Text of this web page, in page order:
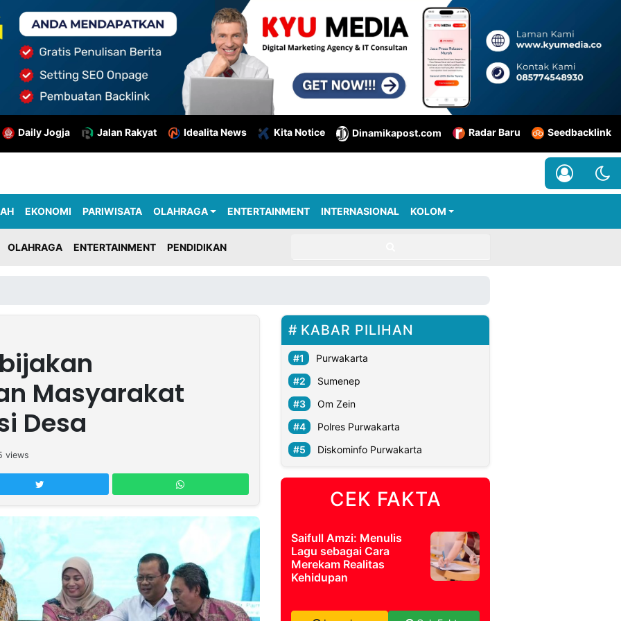
Daily Jogja Jalan Rakyat Idealita News Kita Notice Dinamikapost.com Radar Baru Seedbacklink
EKONOMI PARIWISATA OLAHRAGA ENTERTAINMENT INTERNASIONAL KOLOM
OLAHRAGA ENTERTAINMENT PENDIDIKAN
Masyarakat
Desa
views
KABAR PILIHAN
Purwakarta
Sumenep
Om Zein
Polres Purwakarta
Diskominfo Purwakarta
CEK FAKTA
Saifull Amzi: Menulis
Lagu sebagai Cara
Merekam Realitas
Kehidupan